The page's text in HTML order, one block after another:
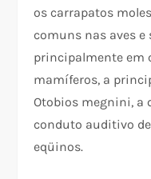
os carrapatos
comuns nas aves e
principalmente em
mamíferos, a
Otobios megnini, a
conduto auditivo
eqüinos.